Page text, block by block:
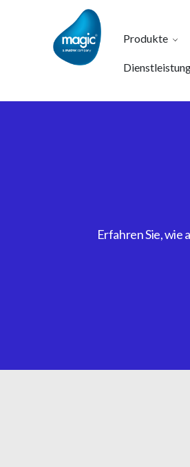
Produkte
Erfahren Sie,